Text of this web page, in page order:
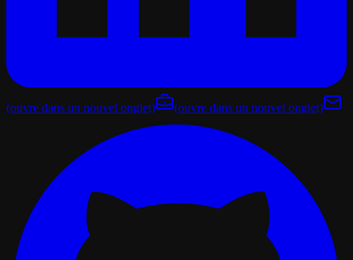
(ouvre dans un nouvel onglet) (ouvre dans un nouvel onglet)